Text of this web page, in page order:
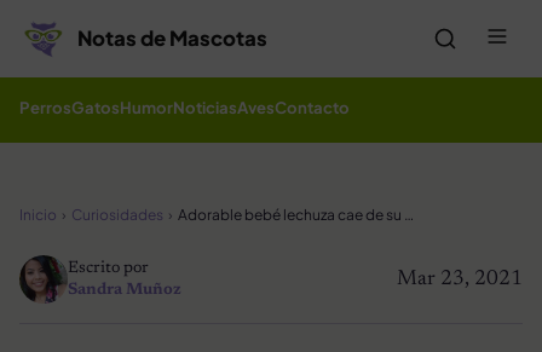
Notas de Mascotas
PerrosGatosHumorNoticiasAvesContacto
Inicio Curiosidades Adorable bebé lechuza cae de su nido y se encuentra en una oficina
Mar 23, 2021
Escrito por
Sandra Muñoz